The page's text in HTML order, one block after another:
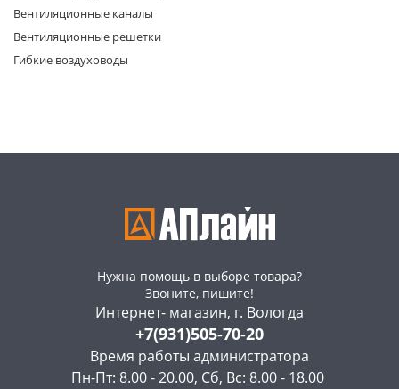
Вентиляционные каналы
Вентиляционные решетки
Гибкие воздуховоды
Нужна помощь в выборе товара?
Звоните, пишите!
Интернет- магазин, г. Вологда
+7(931)505-70-20
Время работы администратора
Пн-Пт: 8.00 - 20.00, Сб, Вс: 8.00 - 18.00